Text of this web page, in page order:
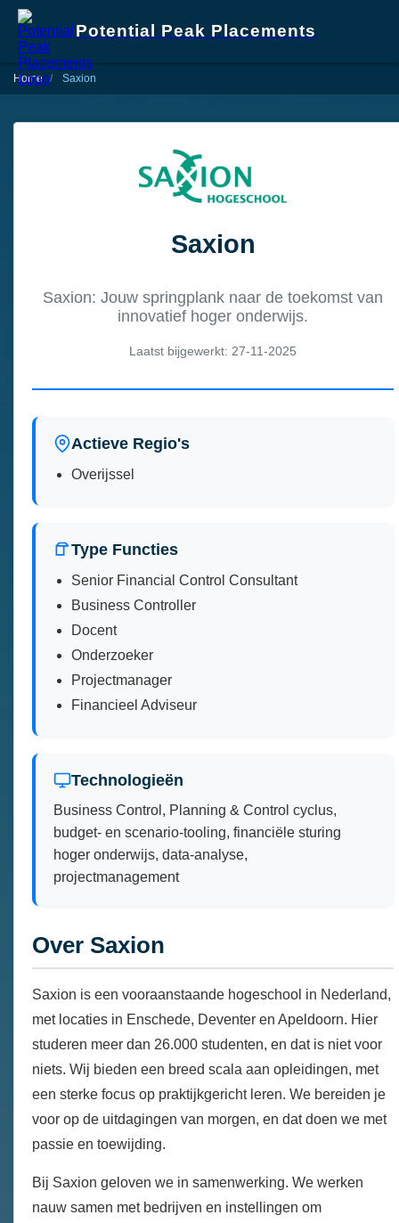
Potential Peak Placements
Home Saxion
Saxion
Saxion: Jouw springplank naar de toekomst van
innovatief hoger onderwijs.
Laatst bijgewerkt: 27-11-2025
Actieve Regio's
Overijssel
Type Functies
Senior Financial Control Consultant
Business Controller
Docent
Onderzoeker
Projectmanager
Financieel Adviseur
Technologieën
Business Control, Planning & Control cyclus,
budget- en scenario-tooling, financiële sturing
hoger onderwijs, data-analyse,
projectmanagement
Over Saxion
Saxion is een vooraanstaande hogeschool in Nederland,
met locaties in Enschede, Deventer en Apeldoorn. Hier
studeren meer dan 26.000 studenten, en dat is niet voor
niets. Wij bieden een breed scala aan opleidingen, met
een sterke focus op praktijkgericht leren. We bereiden je
voor op de uitdagingen van morgen, en dat doen we met
passie en toewijding.
Bij Saxion geloven we in samenwerking. We werken
nauw samen met bedrijven en instellingen om